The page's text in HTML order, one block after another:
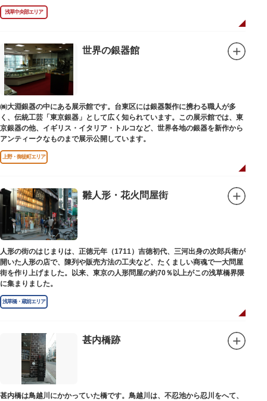
うじ）境内にあります。
浅草中央部エリア
世界の銀器館
㈱大淵銀器の中にある展示館です。台東区には銀器製作に携わる職人が多
く、伝統工芸「東京銀器」として広く知られています。この展示館では、東
京銀器の他、イギリス・イタリア・トルコなど、世界各地の銀器を新作から
アンティークなものまで展示公開しています。
上野・御徒町エリア
雛人形・花火問屋街
人形の街のはじまりは、正徳元年（1711）吉徳初代、三河出身の次郎兵衛が
開いた人形の店で、陳列や販売方法の工夫など、たくましい商魂で一大問屋
街を作り上げました。以来、東京の人形問屋の約70％以上がこの浅草橋界隈
に集まりました。
浅草橋・蔵前エリア
甚内橋跡
甚内橋は鳥越川にかかっていた橋です。鳥越川は、不忍池から忍川をへて、